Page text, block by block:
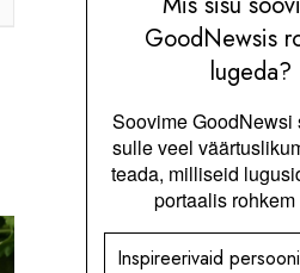
GoodNewsis
lugeda?
Soovime GoodNewsi
sulle veel
teada, milliseid
portaalis rohkem
Inspireerivaid